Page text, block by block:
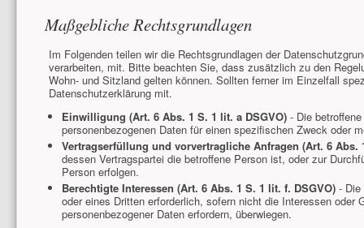
Maßgebliche Rechtsgrundlagen
Im Folgenden teilen wir die Rechtsgrundlagen der
verarbeiten, mit. Bitte beachten Sie, dass zusätzlich zu den
Wohn- und Sitzland gelten können. Sollten ferner im Einzelfall
Datenschutzerklärung mit.
Einwilligung (Art. 6 Abs. 1 S. 1 lit. a DSGVO)- Die betroffene
personenbezogenen Daten für einen spezifischen Zweck oder
Vertragserfüllung und vorvertragliche Anfragen (Art. 6 Abs.
dessen Vertragspartei die betroffene Person ist, oder zur
Person erfolgen.
Berechtigte Interessen (Art. 6 Abs. 1 S. 1 lit. f. DSGVO)- Die
oder eines Dritten erforderlich, sofern nicht die Interessen oder
personenbezogener Daten erfordern, überwiegen.